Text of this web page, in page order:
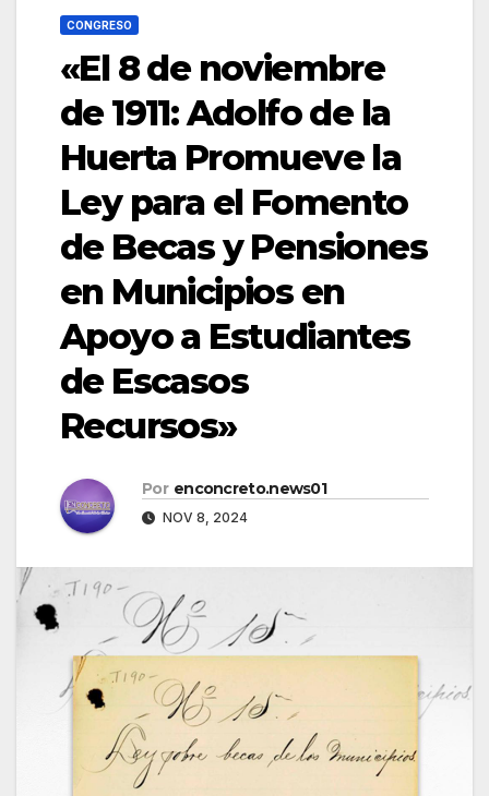
CONGRESO
«El 8 de noviembre
de 1911: Adolfo de la
Huerta Promueve la
Ley para el Fomento
de Becas y Pensiones
en Municipios en
Apoyo a Estudiantes
de Escasos
Recursos»
Por enconcreto.news01
NOV 8, 2024